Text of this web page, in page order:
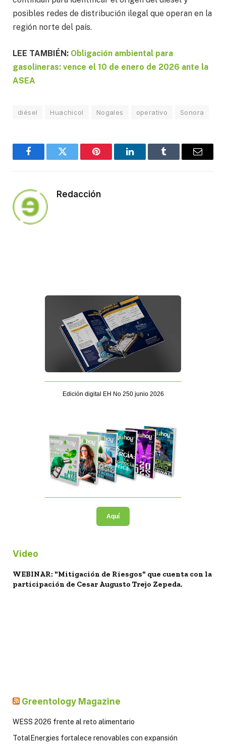
posibles redes de distribución ilegal que operan en la
región norte del país.
LEE TAMBIÉN: Obligación ambiental para
gasolineras: vence el 10 de enero de 2026 ante la
ASEA
diésel Huachicol Nogales operativo Sonora
FacebookTwitter Pinterest LinkedInTumblr Email
Redacción
Edición digital EH No 250 junio 2026
Aquí
Video
WEBINAR: "Mitigación de Riesgos" que cuenta con la
participación de Cesar Augusto Trejo Zepeda.
Greentology Magazine
WESS 2026 frente al reto alimentario
TotalEnergies fortalece renovables con expansión